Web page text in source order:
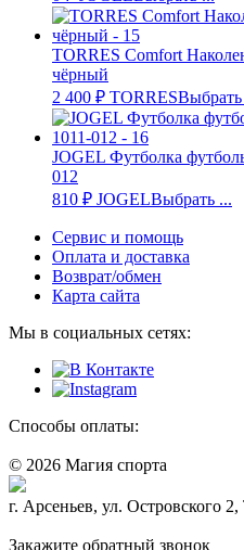
TORRES Comfort
чёрный
2 400 ₽ TORRESВыбрать
JOGEL Футболка
012
810 ₽ JOGELВыбрать ...
Сервис и помощь
Оплата и доставка
Возврат/обмен
Карта сайта
Мы в социальных сетях:
Способы оплаты:
© 2026 Магия спорта
г. Арсеньев, ул. Островского
Закажите обратный звонок